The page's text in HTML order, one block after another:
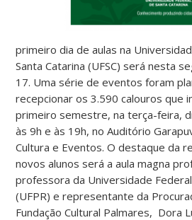
primeiro dia de aulas na
Santa Catarina (UFSC) será nesta
17. Uma série de eventos foram
recepcionar os 3.590 calouros que
primeiro semestre, na terça-feira,
às 9h e às 19h, no Auditório
Cultura e Eventos. O destaque da
novos alunos será a aula magna
professora da Universidade
(UFPR) e representante da
Fundação Cultural Palmares, Dora